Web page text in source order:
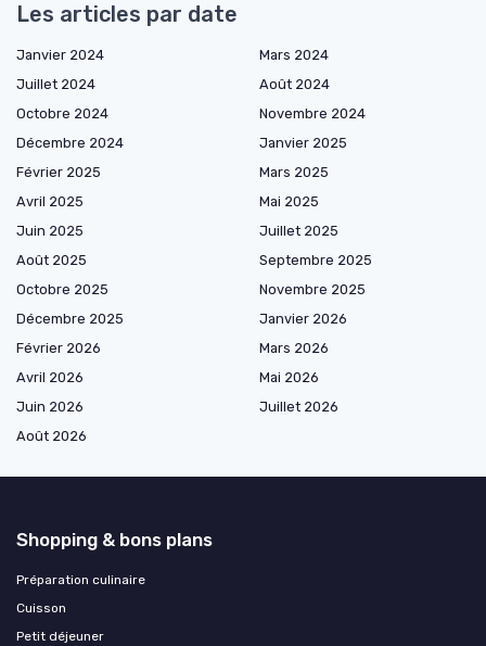
Les articles par date
Janvier 2024
Mars 2024
Juillet 2024
Août 2024
Octobre 2024
Novembre 2024
Décembre 2024
Janvier 2025
Février 2025
Mars 2025
Avril 2025
Mai 2025
Juin 2025
Juillet 2025
Août 2025
Septembre 2025
Octobre 2025
Novembre 2025
Décembre 2025
Janvier 2026
Février 2026
Mars 2026
Avril 2026
Mai 2026
Juin 2026
Juillet 2026
Août 2026
Shopping & bons plans
Préparation culinaire
Cuisson
Petit déjeuner